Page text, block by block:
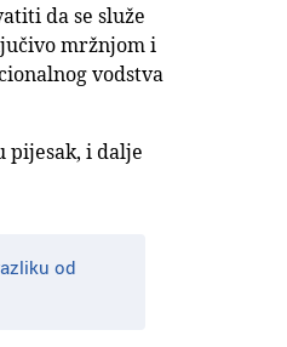
da se služe
mržnjom i
vodstva
pijesak, i dalje
od